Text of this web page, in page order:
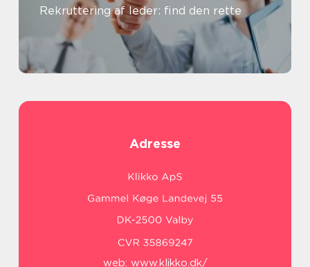
Rekruttering af leder: find den rette
Adresse
web: www.klikko.dk/